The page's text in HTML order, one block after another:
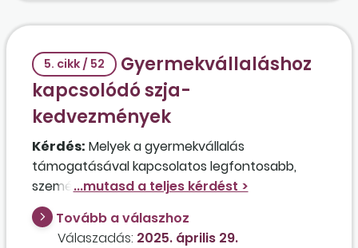
meghaladja a 200 ezer forintot, a törvény 74.
§-ának új l) pontja alapján viszont az Szja-tv.
szerinti családi kedvezmény nettó összege
mentes a letiltás alól?
5. cikk / 52
Gyermekvállaláshoz
kapcsolódó szja-
kedvezmények
Kérdés: Melyek a gyermekvállalás
támogatásával kapcsolatos legfontosabb,
személyi jövedelemadózást érintő változások,
amelyek 2025. július 1-jén kerülnek bevezetésre?
Tovább a válaszhoz
Válaszadás: 2025. április 29.